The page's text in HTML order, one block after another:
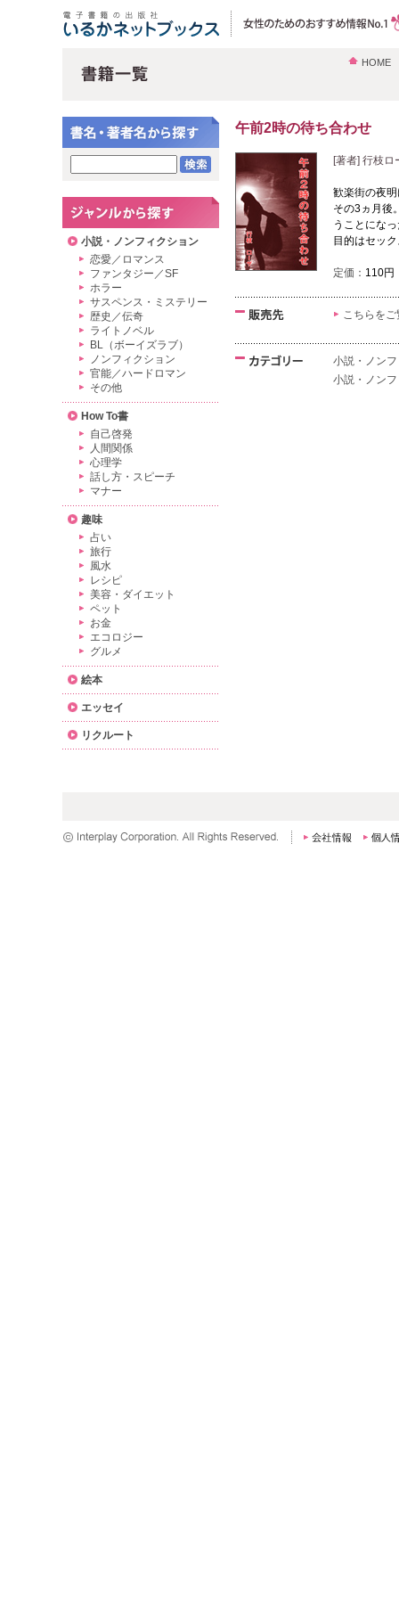
HOME
午前2時の待ち合わせ
[著者] 行枝ロ
歓楽街の夜
その3ヵ月後
うことにな
目的はセッ
定価： 110円
こちらを
小説・ノン
小説・ノン
小説・ノンフィクション
恋愛／ロマンス
ファンタジー／SF
ホラー
サスペンス・ミステリー
歴史／伝奇
ライトノベル
BL（ボーイズラブ）
ノンフィクション
官能／ハードロマン
その他
How To書
自己啓発
人間関係
心理学
話し方・スピーチ
マナー
趣味
占い
旅行
風水
レシピ
美容・ダイエット
ペット
お金
エコロジー
グルメ
絵本
エッセイ
リクルート